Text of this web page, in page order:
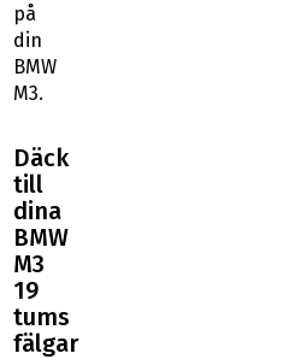
på
din
BMW
M3.
Däck
till
dina
BMW
M3
19
tums
fälgar